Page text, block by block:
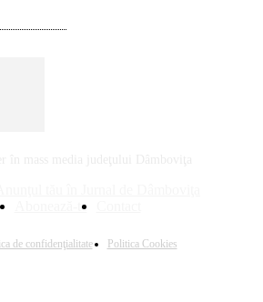
Abonează-te
de confidenţialitate Politica Cookies